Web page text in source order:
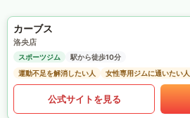
カーブス
洛央店
スポーツジム
駅から徒歩10分
運動不足を解消したい人
女性専用ジムに通いたい人
公式サイトを見る